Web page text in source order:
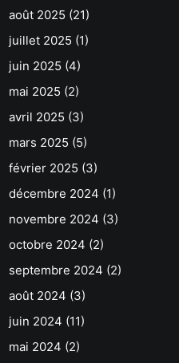
août 2025 (21)
juillet 2025 (1)
juin 2025 (4)
mai 2025 (2)
avril 2025 (3)
mars 2025 (5)
février 2025 (3)
décembre 2024 (1)
novembre 2024 (3)
octobre 2024 (2)
septembre 2024 (2)
août 2024 (3)
juin 2024 (11)
mai 2024 (2)